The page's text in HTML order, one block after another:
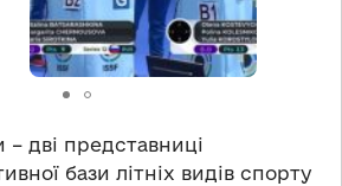
дві представниці
бази літніх видів спорту